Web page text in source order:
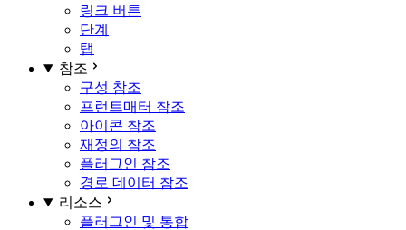
링크 버튼
단계
탭
참조
구성 참조
프런트매터 참조
아이콘 참조
재정의 참조
플러그인 참조
경로 데이터 참조
리소스
플러그인 및 통합